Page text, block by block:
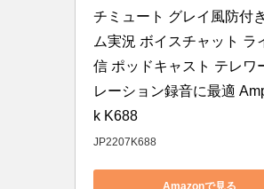
チミュート グレイ風防付
ム実況 ボイスチャット ラ
信 ポッドキャスト テレワ
レーション録音に最適
k K688
JP2207K688
Amazonで見る